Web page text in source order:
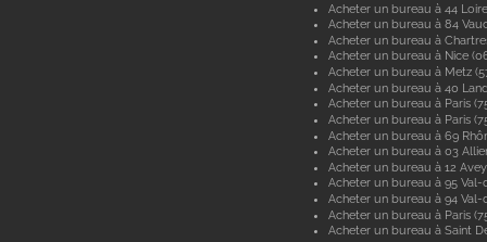
Acheter un bureau à 44
Acheter un bureau à 84
Acheter un bureau à
Acheter un bureau à Nice
Acheter un bureau à Metz
Acheter un bureau à 40
Acheter un bureau à Paris
Acheter un bureau à Paris
Acheter un bureau à 69
Acheter un bureau à 03
Acheter un bureau à 12
Acheter un bureau à 95 Val-
Acheter un bureau à 94 Val-
Acheter un bureau à Paris
Acheter un bureau à Saint